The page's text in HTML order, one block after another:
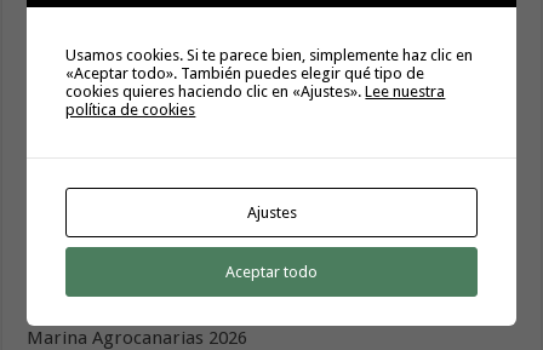
Sanidad refuerza la capacidad diagnóstica de los centros
El Gobierno de Canarias convoca el Concurso de Sal
Marina Agrocanarias 2026
Usamos cookies. Si te parece bien, simplemente haz clic en
«Aceptar todo». También puedes elegir qué tipo de
cookies quieres haciendo clic en «Ajustes».Lee nuestra
política de cookies
Ajustes
Aceptar todo